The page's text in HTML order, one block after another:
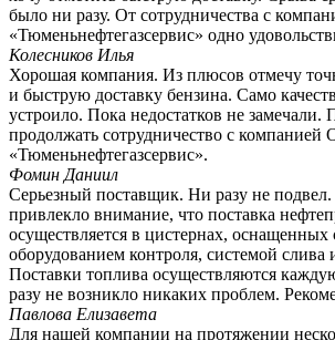
было ни разу. От сотрудничества с
«Тюменьнефтегазсервис» одно
Колесников Илья
Хорошая компания. Из плюсов отмечу
и быструю доставку бензина. Само
устроило. Пока недостатков не замечали.
продолжать сотрудничество с
«Тюменьнефтегазсервис».
Фомин Даниил
Серьезный поставщик. Ни разу не подвел.
привлекло внимание, что поставка
осуществляется в цистернах,
оборудованием контроля, системой слива
Поставки топлива осуществляются
разу не возникло никаких проблем.
Павлова Елизавета
Для нашей компании на протяжении